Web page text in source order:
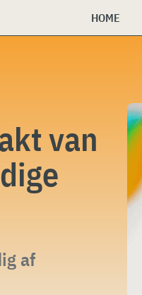
HOME
van
af